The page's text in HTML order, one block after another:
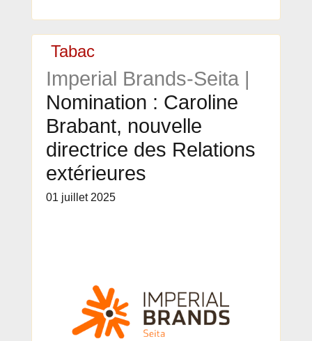
Tabac
Imperial Brands-Seita |
Nomination : Caroline
Brabant, nouvelle
directrice des Relations
extérieures
01 juillet 2025